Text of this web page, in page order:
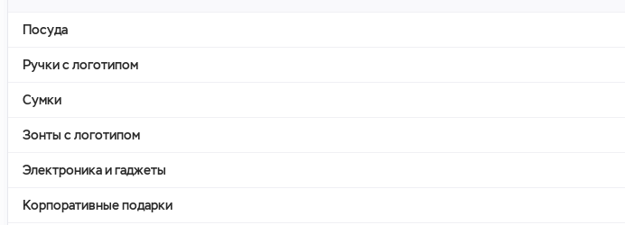
Посуда
Ручки с логотипом
Сумки
Зонты с логотипом
Электроника и гаджеты
Корпоративные подарки